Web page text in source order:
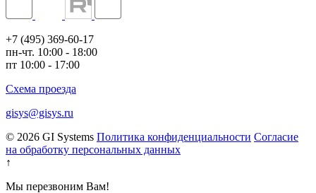
+7 (495) 369-60-17
пн-чт. 10:00 - 18:00
пт 10:00 - 17:00
Схема проезда
gisys@gisys.ru
© 2026 GI Systems Политика конфиденциальности Согласие
на обработку персональных данных
↑
Мы перезвоним Вам!